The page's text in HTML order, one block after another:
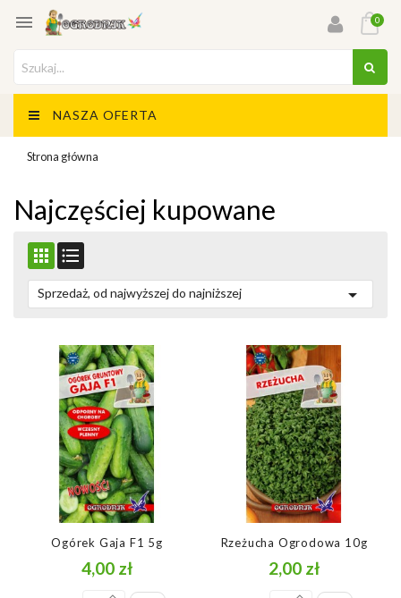
 0
NASZA OFERTA
Strona główna
Najczęściej kupowane
 
Sprzedaż, od najwyższej do najniższej 
Ogórek Gaja F1 5g
4,00 złCena
Rzeżucha Ogrodowa 10g
2,00 złCena